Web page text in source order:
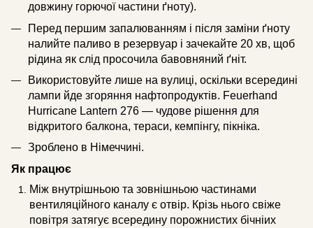
довжину горючої частини ґноту).
Перед першим запалюванням і після заміни ґноту
налийте паливо в резервуар і зачекайте 20 хв, щоб
рідина як слід просочила бавовняний ґніт.
Використовуйте лише на вулиці, оскільки всередині
лампи йде згоряння нафтопродуктів. Feuerhand
Hurricane Lantern 276 — чудове рішення для
відкритого балкона, тераси, кемпінгу, пікніка.
Зроблено в Німеччині.
Як працює
Між внутрішньою та зовнішньою частинами
вентиляційного каналу є отвір. Крізь нього свіже
повітря затягує всередину порожнистих бічніих